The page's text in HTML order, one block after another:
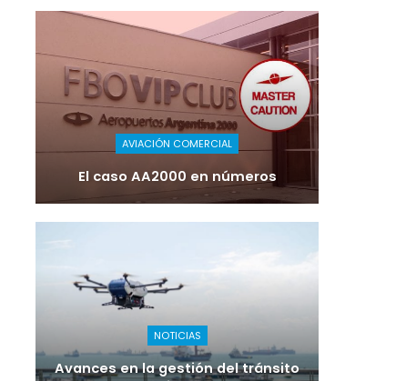
AVIACIÓN COMERCIAL
El caso AA2000 en números
NOTICIAS
Avances en la gestión del tránsito